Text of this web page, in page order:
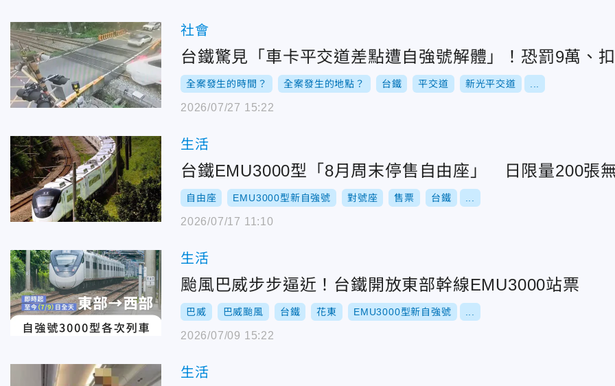
社會
台鐵驚見「車卡平交道差點遭自強號解體」！恐罰9萬、
全案發生的時間？ 全案發生的地點？ 台鐵 平交道 新光平交道
2026/07/27 15:22
生活
台鐵EMU3000型「8月周末停售自由座」 日限量200張
自由座 EMU3000型新自強號 對號座 售票 台鐵
2026/07/17 11:10
生活
颱風巴威步步逼近！台鐵開放東部幹線EMU3000站票
巴威 巴威颱風 台鐵 花東 EMU3000型新自強號
2026/07/09 15:22
生活